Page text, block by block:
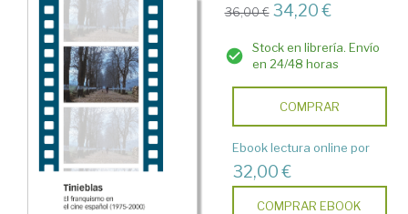
36,00 € 34,20 €
Stock en librería. Envío
en 24/48 horas
COMPRAR
Ebook lectura online por
32,00 €
COMPRAR EBOOK